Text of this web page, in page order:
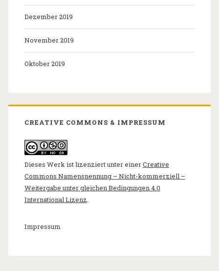
Dezember 2019
November 2019
Oktober 2019
CREATIVE COMMONS & IMPRESSUM
Dieses Werk ist lizenziert unter einerCreative
Commons Namensnennung – Nicht-kommerziell –
Weitergabe unter gleichen Bedingungen 4.0
International Lizenz.
Impressum